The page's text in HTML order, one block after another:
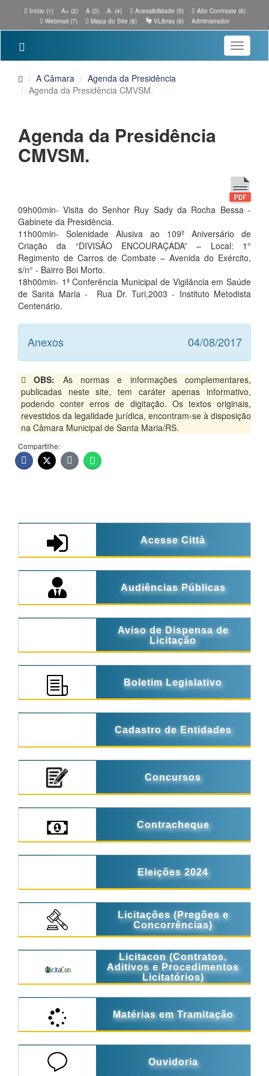
Início (1) A+ (2) A (3) A- (4) Acessibilidade (5)
Alto Contraste (6)
Webmail (7)
Mapa do Site (8) VLibras (9) Administrador
Toggle
A Câmara
Agenda da Presidência
Agenda da Presidência CMVSM.
Agenda da Presidência
CMVSM.
09h00min- Visita do Senhor Ruy Sady da Rocha Bessa -
Gabinete da Presidência.
11h00min- Solenidade Alusiva ao 109º Aniversário de
Criação da “DIVISÃO ENCOURAÇADA” – Local: 1°
Regimento de Carros de Combate – Avenida do Exército,
s/n° - Bairro Boi Morto.
18h00min- 1ª Conferência Municipal de Vigilância em Saúde
de Santa Maria - Rua Dr. Turi,2003 - Instituto Metodista
Centenário.
Anexos 04/08/2017
OBS: As normas e informações complementares,
publicadas neste site, tem caráter apenas informativo,
podendo conter erros de digitação. Os textos originais,
revestidos da legalidade jurídica, encontram-se à disposição
na Câmara Municipal de Santa Maria/RS.
Compartilhe:
Acesse Città
Audiências Públicas
Aviso de Dispensa de
Licitação
Boletim Legislativo
Cadastro de Entidades
Concursos
Contracheque
Eleições 2024
Licitações (Pregões e
Concorrências)
Licitacon (Contratos,
Aditivos e Procedimentos
Licitatórios)
Matérias em Tramitação
Ouvidoria